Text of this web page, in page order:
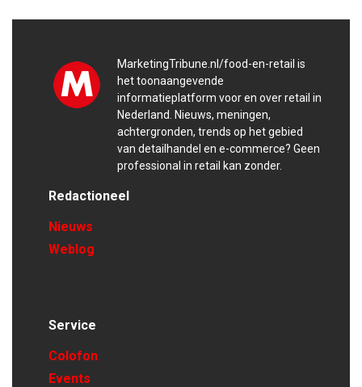
MarketingTribune.nl/food-en-retail is
het toonaangevende
informatieplatform voor en over retail in
Nederland. Nieuws, meningen,
achtergronden, trends op het gebied
van detailhandel en e-commerce? Geen
professional in retail kan zonder.
Redactioneel
Nieuws
Weblog
Service
Colofon
Events